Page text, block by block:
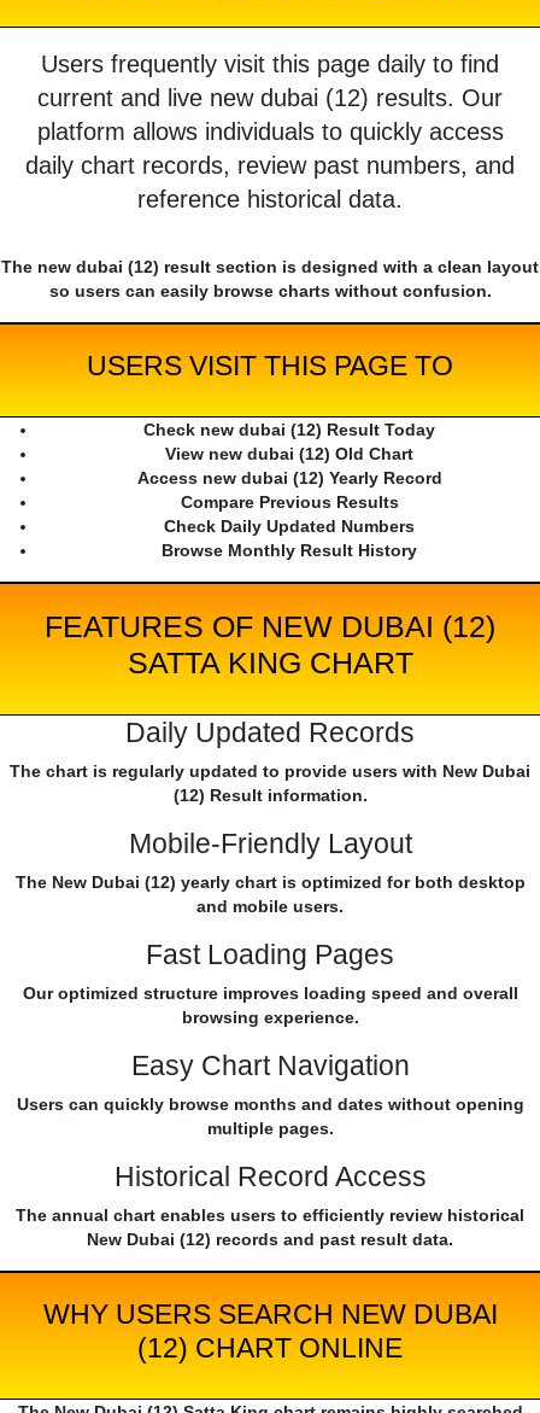
Users frequently visit this page daily to find
current and live new dubai (12) results. Our
platform allows individuals to quickly access
daily chart records, review past numbers, and
reference historical data.
The new dubai (12) result section is designed with a clean layout
so users can easily browse charts without confusion.
USERS VISIT THIS PAGE TO
Check new dubai (12) Result Today
View new dubai (12) Old Chart
Access new dubai (12) Yearly Record
Compare Previous Results
Check Daily Updated Numbers
Browse Monthly Result History
FEATURES OF NEW DUBAI (12)
SATTA KING CHART
Daily Updated Records
The chart is regularly updated to provide users with New Dubai
(12) Result information.
Mobile-Friendly Layout
The New Dubai (12) yearly chart is optimized for both desktop
and mobile users.
Fast Loading Pages
Our optimized structure improves loading speed and overall
browsing experience.
Easy Chart Navigation
Users can quickly browse months and dates without opening
multiple pages.
Historical Record Access
The annual chart enables users to efficiently review historical
New Dubai (12) records and past result data.
WHY USERS SEARCH NEW DUBAI
(12) CHART ONLINE